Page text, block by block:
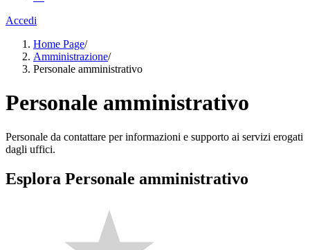
Accedi
Home Page/
Amministrazione/
Personale amministrativo
Personale amministrativo
Personale da contattare per informazioni e supporto ai servizi erogati
dagli uffici.
Esplora Personale amministrativo